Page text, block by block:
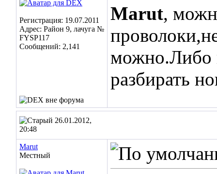
Регистрация: 19.07.2011
Адрес: Район 9, лачуга №
FYSP117
Сообщений: 2,141
Marut,
можно.Либо
разбирать
26.01.2012,
20:48
Marut
Местный